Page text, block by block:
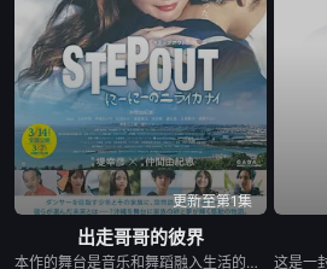
更新至第1集
出走哥哥的彼界
本作的舞台是音乐和舞蹈融入生活的冲绳。与母亲朱音、妹妹舞一起生活的照屋踊，憧憬舞蹈学校的丽莎，开始了舞蹈生涯。朱音为了支撑家数在酒吧工作，不擅长与人打交道的舞总是在学校前专心地注视着哥哥的身影。不久，踊与丽莎组成一对，绽放了她的才能。